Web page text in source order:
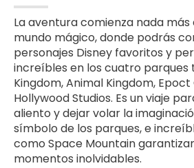
La aventura comienza nada
mundo mágico, donde podrás
personajes Disney favoritos y
increíbles en los cuatro parques
Kingdom, Animal Kingdom,
Hollywood Studios. Es un viaje
aliento y dejar volar la
símbolo de los parques, e
como Space Mountain
momentos inolvidables.